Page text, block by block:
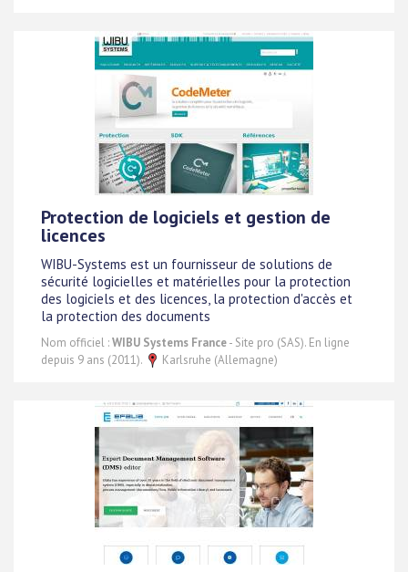
Protection de logiciels et gestion de
licences
WIBU-Systems est un fournisseur de solutions de
sécurité logicielles et matérielles pour la protection
des logiciels et des licences, la protection d'accès et
la protection des documents
Nom officiel :WIBU Systems France- Site pro (SAS). En ligne
depuis 9 ans (2011).
Karlsruhe (Allemagne)